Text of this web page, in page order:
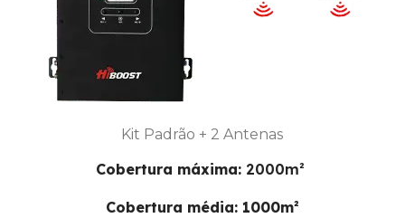
Kit Padrão + 2 Antenas
Cobertura máxima: 2000m²
Cobertura média: 1000m²